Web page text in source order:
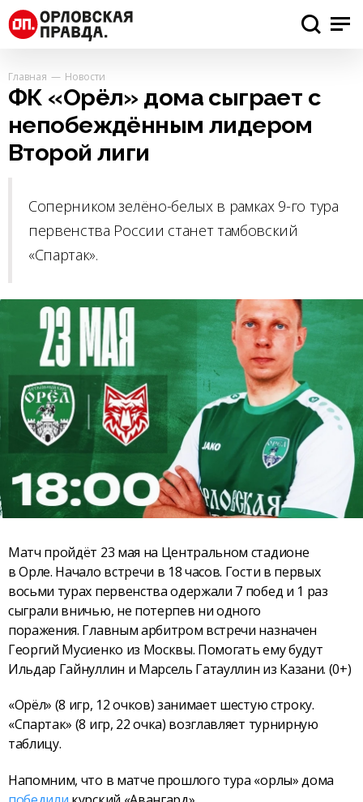
Главная Новости
ФК «Орёл» дома сыграет с
непобеждённым лидером
Второй лиги
Соперником зелёно-белых в рамках 9-го тура
первенства России станет тамбовский
«Спартак».
Матч пройдёт 23 мая на Центральном стадионе
в Орле. Начало встречи в 18 часов. Гости в первых
восьми турах первенства одержали 7 побед и 1 раз
сыграли вничью, не потерпев ни одного
поражения. Главным арбитром встречи назначен
Георгий Мусиенко из Москвы. Помогать ему будут
Ильдар Гайнуллин и Марсель Гатауллин из Казани. (0+)
«Орёл» (8 игр, 12 очков) занимает шестую строку.
«Спартак» (8 игр, 22 очка) возглавляет турнирную
таблицу.
Напомним, что в матче прошлого тура «орлы» дома